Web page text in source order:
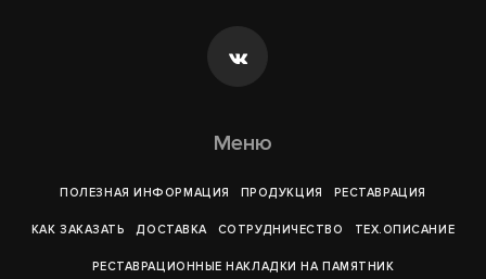
Меню
ПОЛЕЗНАЯ ИНФОРМАЦИЯ ПРОДУКЦИЯ РЕСТАВРАЦИЯ
КАК ЗАКАЗАТЬ ДОСТАВКА СОТРУДНИЧЕСТВО ТЕХ.ОПИСАНИЕ
РЕСТАВРАЦИОННЫЕ НАКЛАДКИ НА ПАМЯТНИК